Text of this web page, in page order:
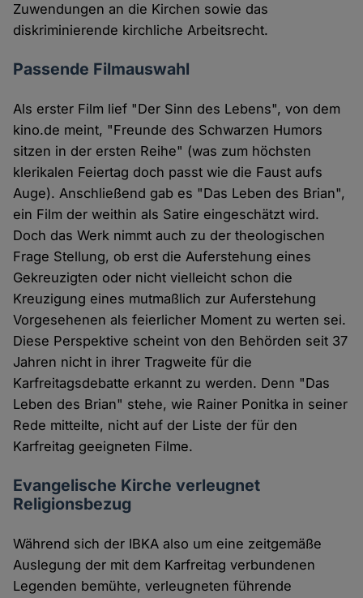
Zuwendungen an die Kirchen sowie das
diskriminierende kirchliche Arbeitsrecht.
Passende Filmauswahl
Als erster Film lief "Der Sinn des Lebens", von dem
kino.de meint, "Freunde des Schwarzen Humors
sitzen in der ersten Reihe" (was zum höchsten
klerikalen Feiertag doch passt wie die Faust aufs
Auge). Anschließend gab es "Das Leben des Brian",
ein Film der weithin als Satire eingeschätzt wird.
Doch das Werk nimmt auch zu der theologischen
Frage Stellung, ob erst die Auferstehung eines
Gekreuzigten oder nicht vielleicht schon die
Kreuzigung eines mutmaßlich zur Auferstehung
Vorgesehenen als feierlicher Moment zu werten sei.
Diese Perspektive scheint von den Behörden seit 37
Jahren nicht in ihrer Tragweite für die
Karfreitagsdebatte erkannt zu werden. Denn "Das
Leben des Brian" stehe, wie Rainer Ponitka in seiner
Rede mitteilte, nicht auf der Liste der für den
Karfreitag geeigneten Filme.
Evangelische Kirche verleugnet
Religionsbezug
Während sich der IBKA also um eine zeitgemäße
Auslegung der mit dem Karfreitag verbundenen
Legenden bemühte, verleugneten führende